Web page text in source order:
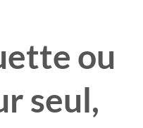
ou
seul,